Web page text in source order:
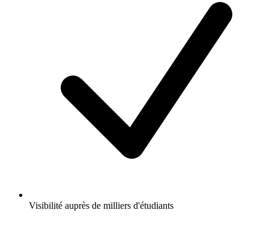
Visibilité auprès de milliers d'étudiants